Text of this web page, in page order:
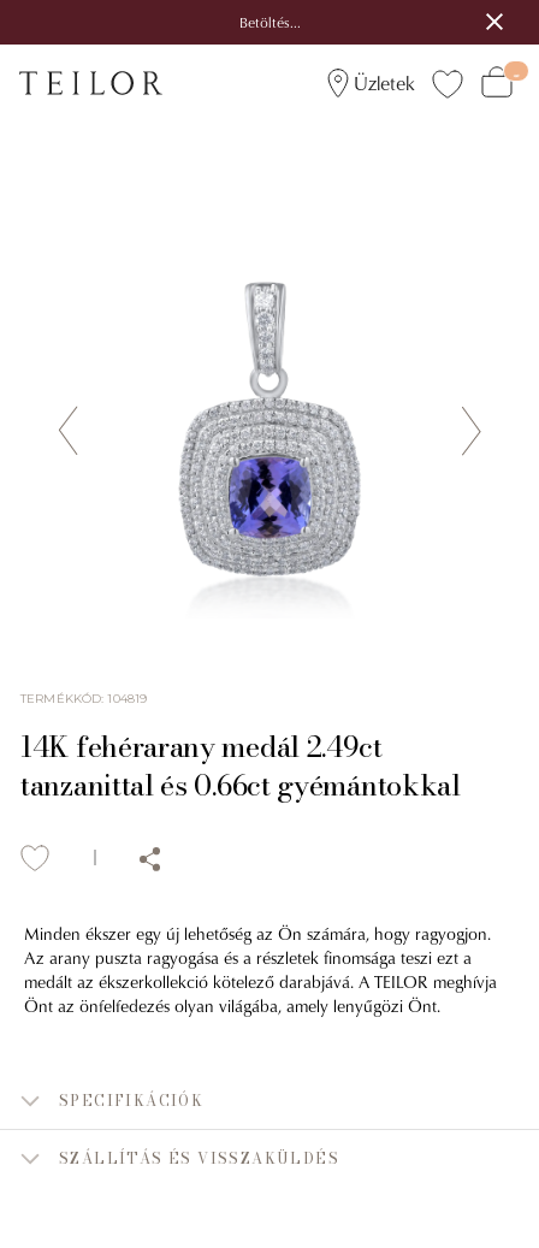
Betöltés...
Üzletek
TERMÉKKÓD:104819
14K fehérarany medál 2.49ct
tanzanittal és 0.66ct gyémántokkal
Minden ékszer egy új lehetőség az Ön számára, hogy ragyogjon.
Az arany puszta ragyogása és a részletek finomsága teszi ezt a
medált az ékszerkollekció kötelező darabjává. A TEILOR meghívja
Önt az önfelfedezés olyan világába, amely lenyűgözi Önt.
SPECIFIKÁCIÓK
SZÁLLÍTÁS ÉS VISSZAKÜLDÉS